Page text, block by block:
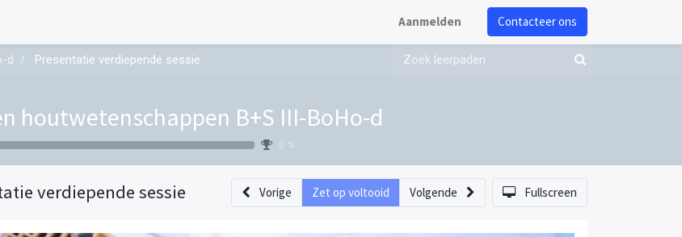
Aanmelden Contacteer ons
d Presentatie verdiepende sessie
houtwetenschappen B+S III-BoHo-d
0 %
verdiepende sessie Vorige Zet op voltooid Volgende Fullscreen